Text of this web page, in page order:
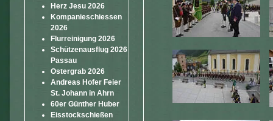
Herz Jesu 2026
Kompanieschiessen
2026
Flurreinigung 2026
Schützenausflug 2026
Passau
Ostergrab 2026
Andreas Hofer Feier
St. Johann in Ahrn
60er Günther Huber
Eisstockschießen